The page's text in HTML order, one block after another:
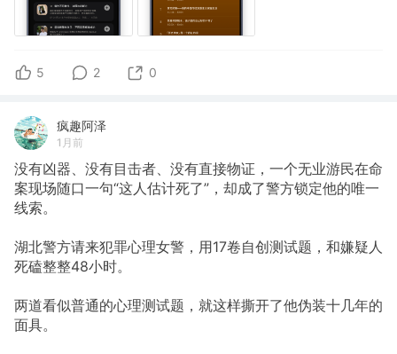
5 2 0
疯趣阿泽
1月前
没有凶器、没有目击者、没有直接物证，一个无业游民在命
案现场随口一句“这人估计死了”，却成了警方锁定他的唯一
线索。
湖北警方请来犯罪心理女警，用17卷自创测试题，和嫌疑人
死磕整整48小时。
两道看似普通的心理测试题，就这样撕开了他伪装十几年的
面具。